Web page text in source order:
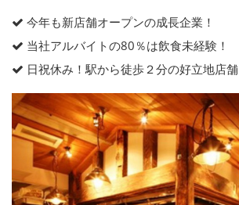
今年も新店舗オープンの成長企業！
当社アルバイトの80％は飲食未経験！
日祝休み！駅から徒歩２分の好立地店舗